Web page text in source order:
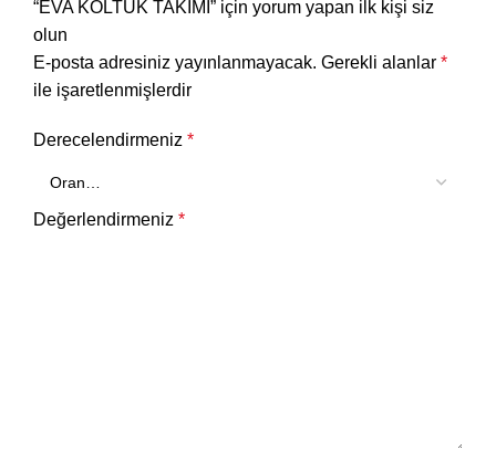
“EVA KOLTUK TAKIMI” için yorum yapan ilk kişi siz
olun
E-posta adresiniz yayınlanmayacak. Gerekli alanlar *
ile işaretlenmişlerdir
Derecelendirmeniz *
Değerlendirmeniz *